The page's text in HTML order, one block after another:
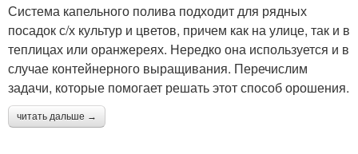
Система капельного полива подходит для рядных
посадок с/х культур и цветов, причем как на улице, так и в
теплицах или оранжереях. Нередко она используется и в
случае контейнерного выращивания. Перечислим
задачи, которые помогает решать этот способ орошения.
читать дальше →